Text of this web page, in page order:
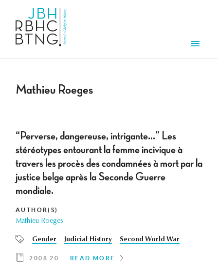
Mathieu Roeges
“Perverse, dangereuse, intrigante...” Les
stéréotypes entourant la femme incivique à
travers les procès des condamnées à mort par la
justice belge après la Seconde Guerre
mondiale.
AUTHOR(S)
Mathieu Roeges
Gender Judicial History Second World War
2008 20 READ MORE